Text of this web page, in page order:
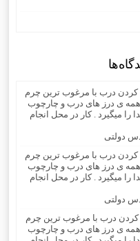
درب با مرغوب ترین چرم
ی درز های درب و چارچوب
را میگیرد . کار در محل انجام
درب با مرغوب ترین چرم
ی درز های درب و چارچوب
را میگیرد . کار در محل انجام
درب با مرغوب ترین چرم
ی درز های درب و چارچوب